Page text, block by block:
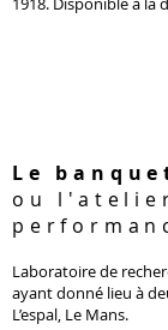
Le
ou
Laboratoire de
ayant donné lieu à
L’espal, Le Mans.